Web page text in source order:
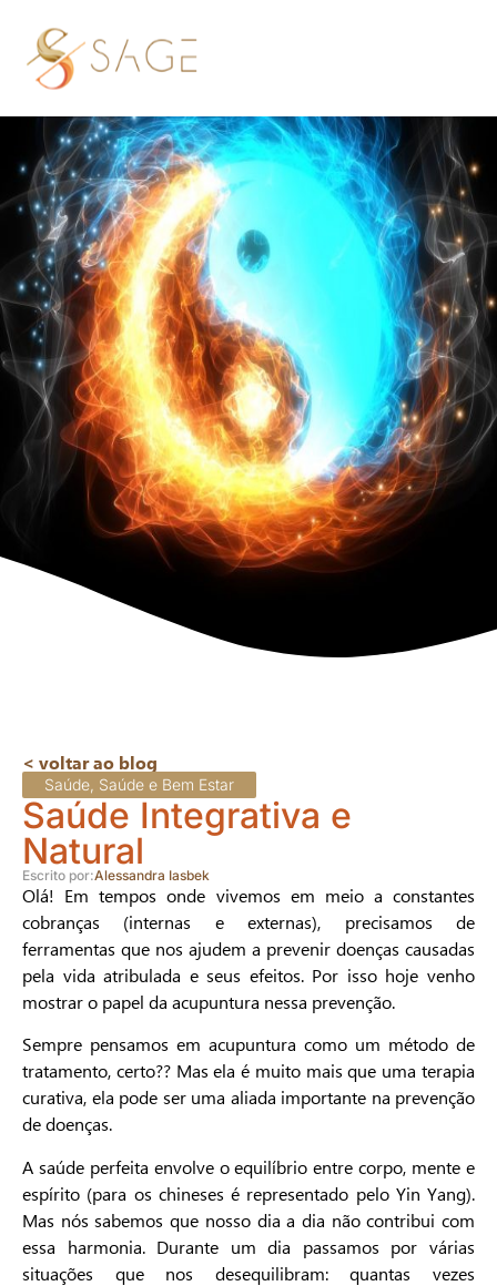
< voltar ao blog
Saúde Saúde e Bem Estar
Saúde Integrativa e
Natural
Escrito por:Alessandra Iasbek
Olá! Em tempos onde vivemos em meio a constantes
cobranças (internas e externas), precisamos de
ferramentas que nos ajudem a prevenir doenças causadas
pela vida atribulada e seus efeitos. Por isso hoje venho
mostrar o papel da acupuntura nessa prevenção.
Sempre pensamos em acupuntura como um método de
tratamento, certo?? Mas ela é muito mais que uma terapia
curativa, ela pode ser uma aliada importante na prevenção
de doenças.
A saúde perfeita envolve o equilíbrio entre corpo, mente e
espírito (para os chineses é representado pelo Yin Yang).
Mas nós sabemos que nosso dia a dia não contribui com
essa harmonia. Durante um dia passamos por várias
situações que nos desequilibram: quantas vezes